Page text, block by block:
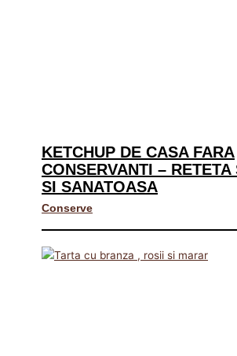
KETCHUP DE CASA FARA
CONSERVANTI –
SI SANATOASA
Conserve